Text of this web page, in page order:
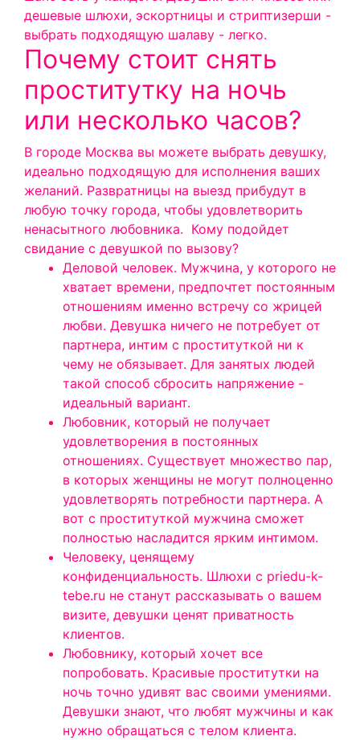
дешевые шлюхи, эскортницы и стриптизерши -
выбрать подходящую шалаву - легко.
Почему стоит снять
проститутку на ночь
или несколько часов?
В городе Москва вы можете выбрать девушку,
идеально подходящую для исполнения ваших
желаний. Развратницы на выезд прибудут в
любую точку города, чтобы удовлетворить
ненасытного любовника. Кому подойдет
свидание с девушкой по вызову?
Деловой человек. Мужчина, у которого не
хватает времени, предпочтет постоянным
отношениям именно встречу со жрицей
любви. Девушка ничего не потребует от
партнера, интим с проституткой ни к
чему не обязывает. Для занятых людей
такой способ сбросить напряжение -
идеальный вариант.
Любовник, который не получает
удовлетворения в постоянных
отношениях. Существует множество пар,
в которых женщины не могут полноценно
удовлетворять потребности партнера. А
вот с проституткой мужчина сможет
полностью насладится ярким интимом.
Человеку, ценящему
конфиденциальность. Шлюхи с priedu-k-
tebe.ru не станут рассказывать о вашем
визите, девушки ценят приватность
клиентов.
Любовнику, который хочет все
попробовать. Красивые проститутки на
ночь точно удивят вас своими умениями.
Девушки знают, что любят мужчины и как
нужно обращаться с телом клиента.